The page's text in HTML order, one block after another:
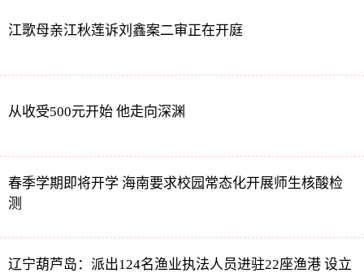
江歌母亲江秋莲诉刘鑫案二审正在开庭
从收受500元开始 他走向深渊
春季学期即将开学 海南要求校园常态化开展师生核酸检
测
辽宁葫芦岛：派出124名渔业执法人员进驻22座渔港 设立